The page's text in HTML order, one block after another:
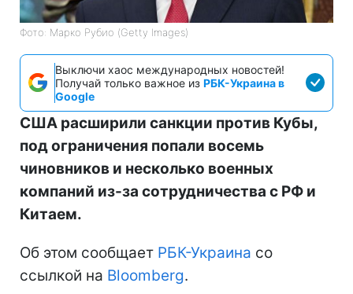
Фото: Марко Рубио (Getty Images)
Выключи хаос международных новостей!
Получай только важное из РБК-Украина в
Google
США расширили санкции против Кубы,
под ограничения попали восемь
чиновников и несколько военных
компаний из-за сотрудничества с РФ и
Китаем.
Об этом сообщает РБК-Украина со
ссылкой на Bloomberg.